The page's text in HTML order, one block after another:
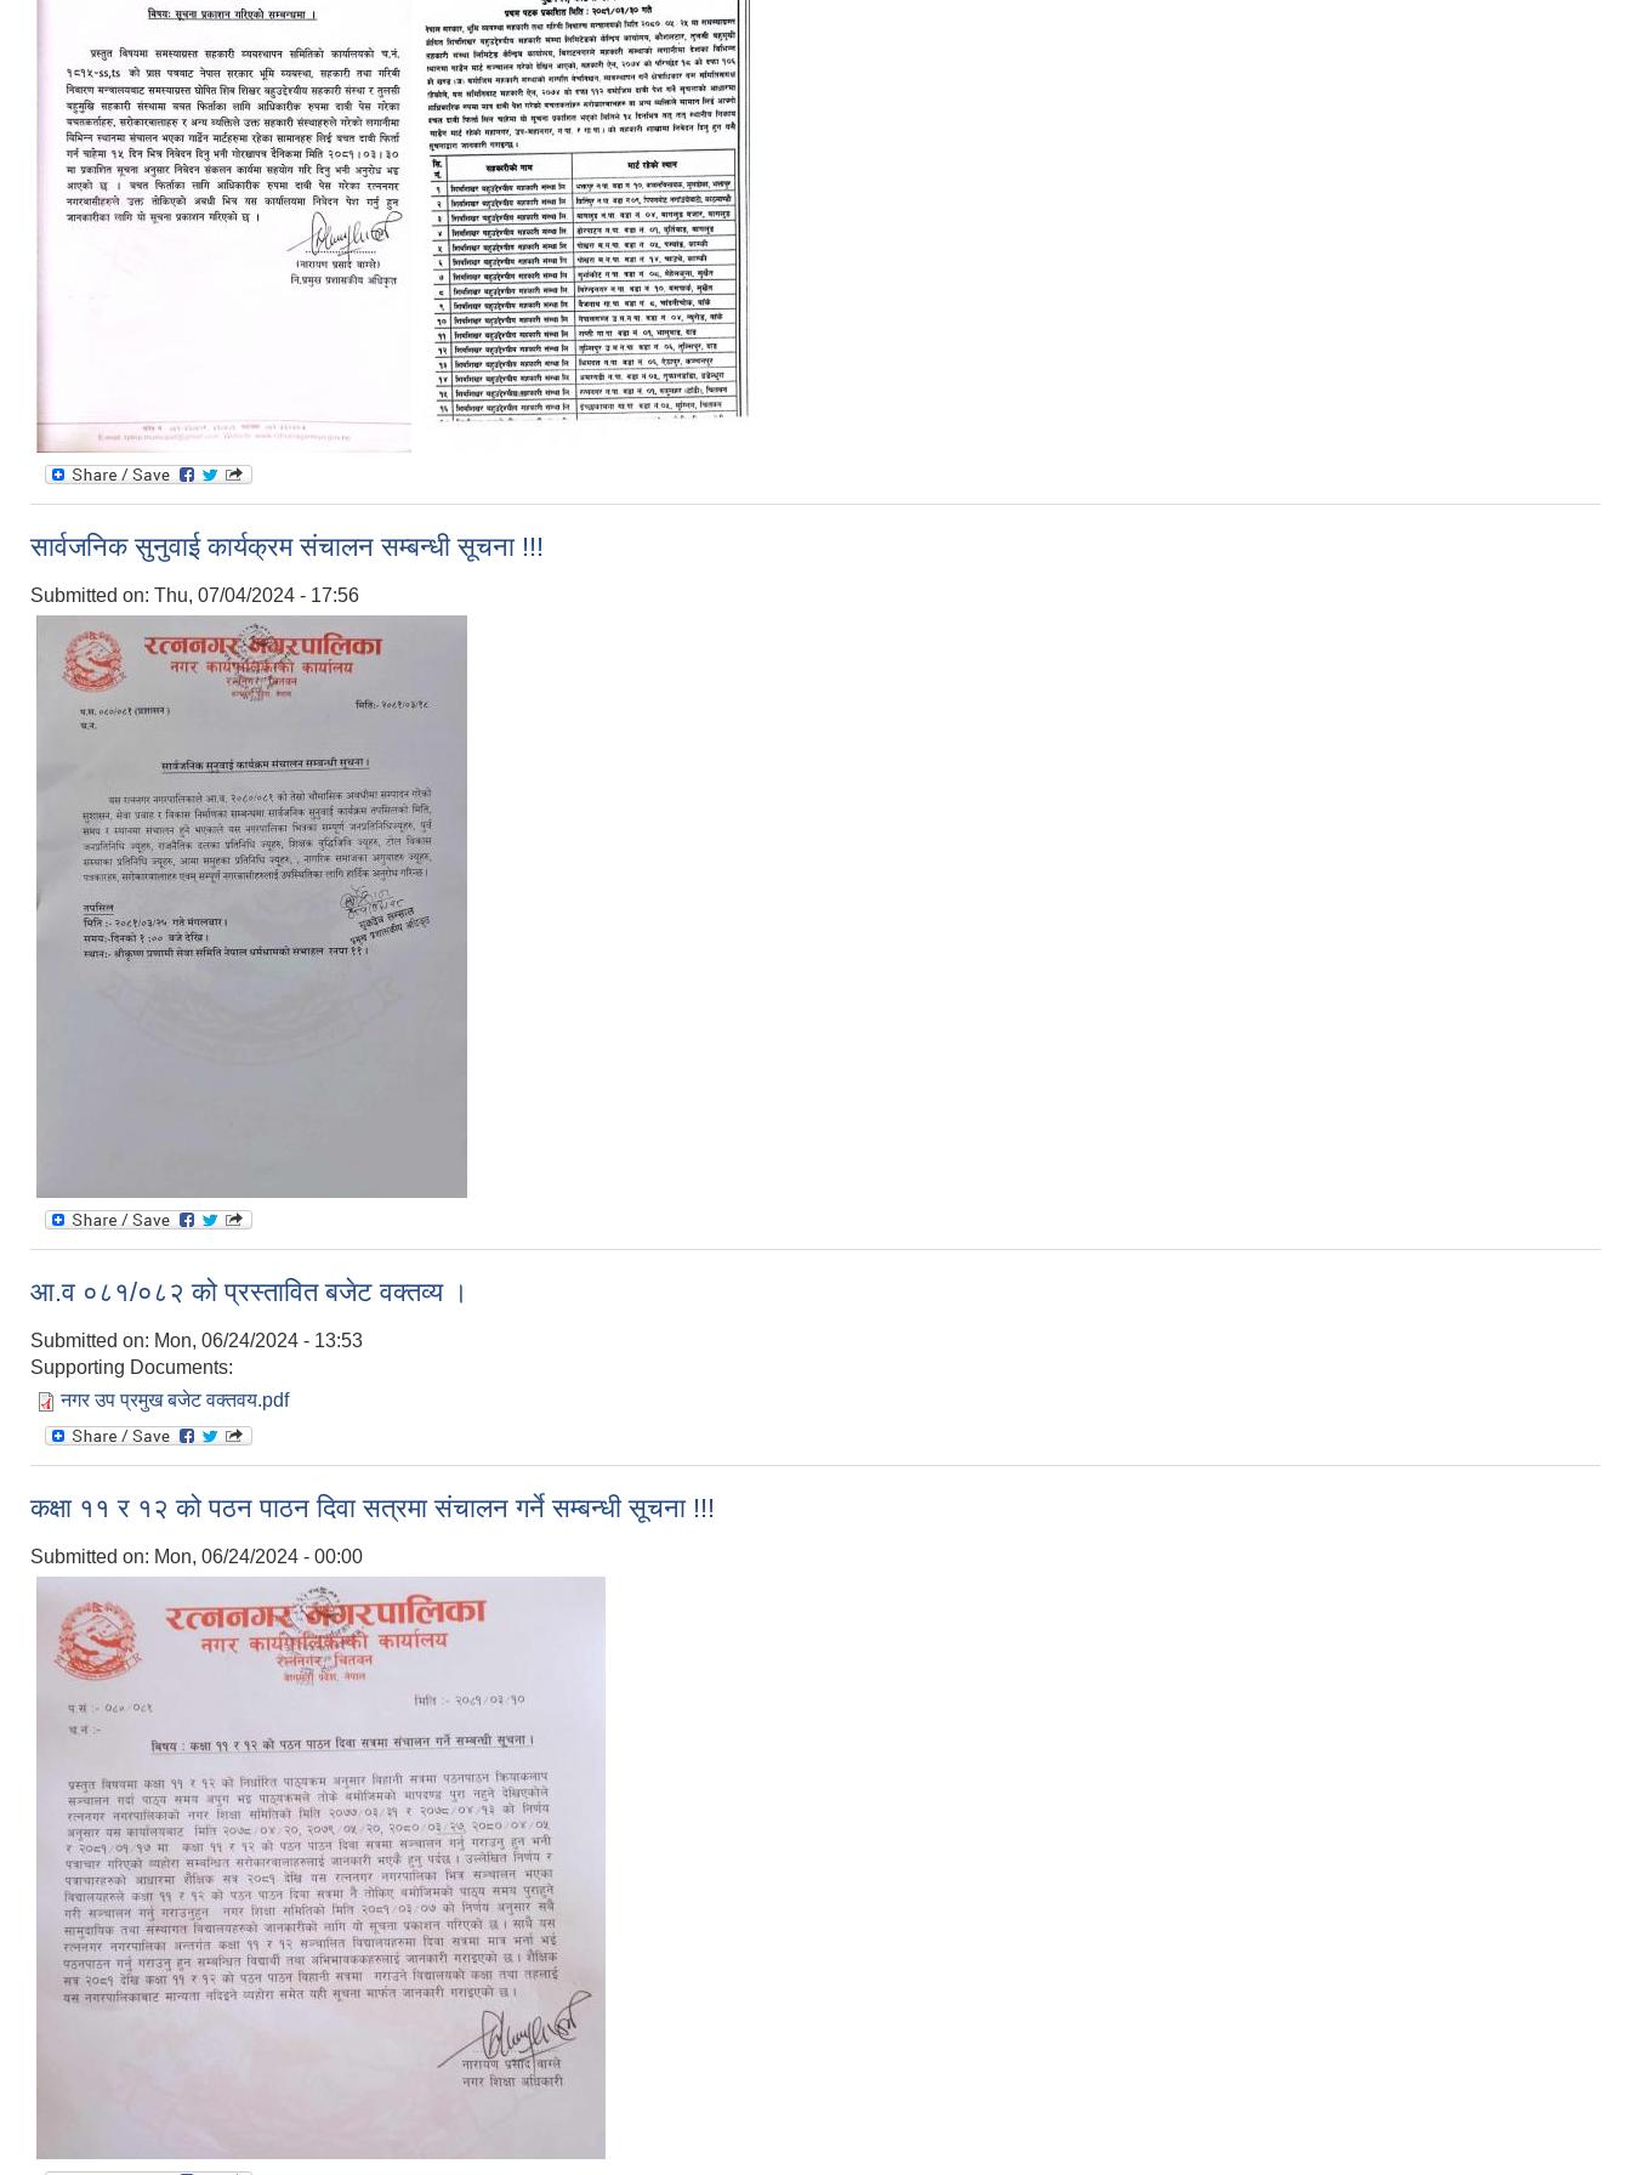
सार्वजनिक सुनुवाई कार्यक्रम संचालन सम्बन्धी सूचना !!!
Submitted on: Thu, 07/04/2024 - 17:56
आ.व ०८१/०८२ को प्रस्तावित बजेट वक्तव्य ।
Submitted on: Mon, 06/24/2024 - 13:53
Supporting Documents:
नगर उप प्रमुख बजेट वक्तवय.pdf
कक्षा ११ र १२ को पठन पाठन दिवा सत्रमा संचालन गर्ने सम्बन्धी सूचना !!!
Submitted on: Mon, 06/24/2024 - 00:00